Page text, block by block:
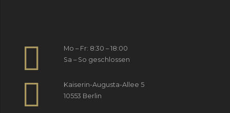
Mo – Fr: 8:30 – 18:00
Sa – So geschlossen
Kaiserin-Augusta-Allee 5
10553 Berlin